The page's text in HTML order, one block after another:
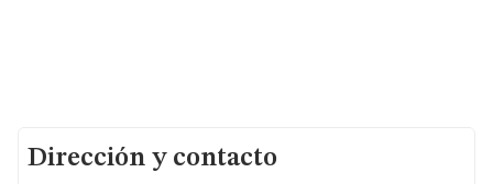
Dirección y contacto